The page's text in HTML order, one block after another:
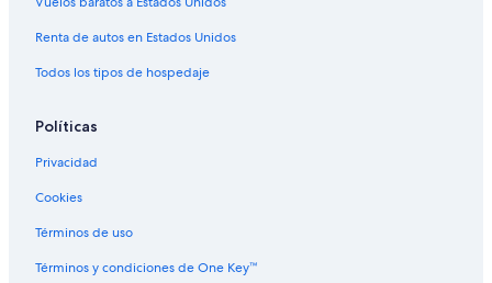
Hoteles de Motel 6 en Denver
Hoteles en Denver
Renta de autos en Estados Unidos
Todos los tipos de hospedaje
Políticas
Privacidad
Cookies
Términos de uso
Términos y condiciones de One Key™